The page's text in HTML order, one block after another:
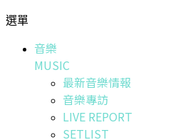
選單
音樂
MUSIC
最新音樂情報
音樂專訪
LIVE REPORT
SETLIST